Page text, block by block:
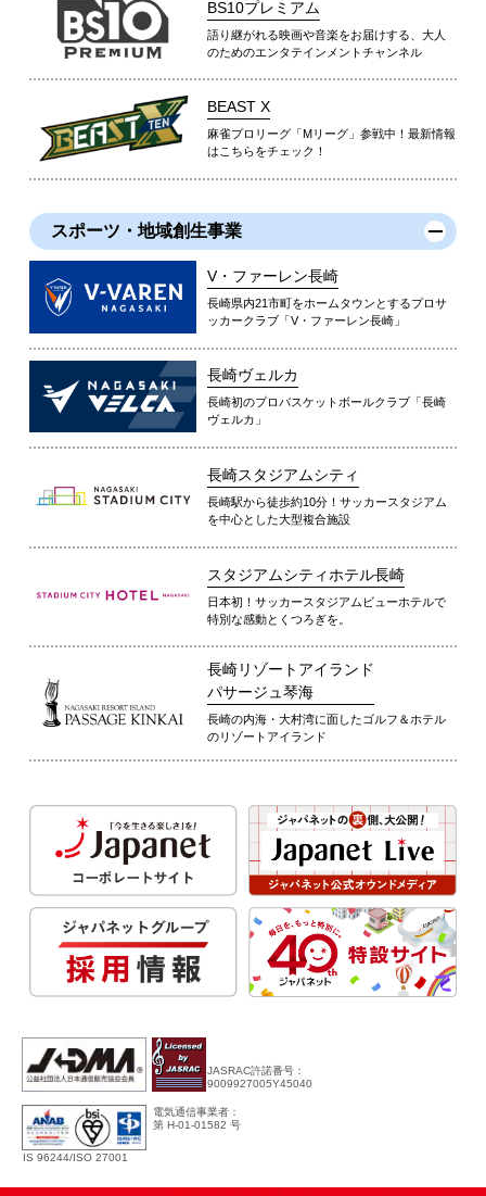
BS10プレミアム
語り継がれる映画や音楽をお届けする、大人
のためのエンタテインメントチャンネル
BEAST X
麻雀プロリーグ「Mリーグ」参戦中！最新情報
はこちらをチェック！
スポーツ・地域創生事業
V・ファーレン長崎
長崎県内21市町をホームタウンとするプロサ
ッカークラブ「V・ファーレン長崎」
長崎ヴェルカ
長崎初のプロバスケットボールクラブ「長崎
ヴェルカ」
長崎スタジアムシティ
長崎駅から徒歩約10分！サッカースタジアム
を中心とした大型複合施設
スタジアムシティホテル長崎
日本初！サッカースタジアムビューホテルで
特別な感動とくつろぎを。
長崎リゾートアイランド
パサージュ琴海
長崎の内海・大村湾に面したゴルフ＆ホテル
のリゾートアイランド
JASRAC許諾番号：
9009927005Y45040
IS 96244/ISO 27001
電気通信事業者：
第 H-01-01582 号